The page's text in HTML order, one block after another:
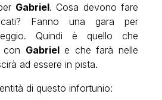
Gabriel. Cosa devono fare
Fanno una gara per
Quindi è quello che
con Gabriele che farà nelle
ad essere in pista.
di questo infortunio: